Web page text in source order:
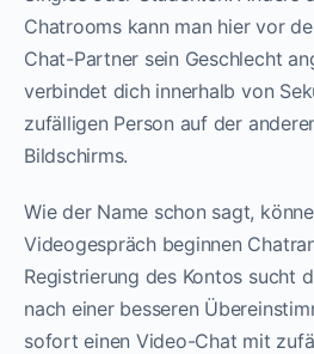
Chatrooms kann man hier vor
Chat-Partner sein Geschlecht
verbindet dich innerhalb von
zufälligen Person auf der
Bildschirms.
Wie der Name schon sagt,
Videogespräch beginnen
Registrierung des Kontos sucht
nach einer besseren
sofort einen Video-Chat mit